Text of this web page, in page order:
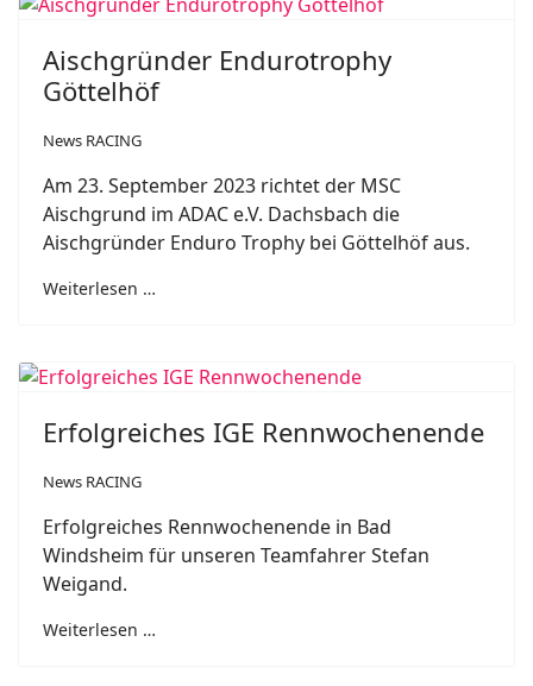
Aischgründer Endurotrophy
Göttelhöf
News RACING
Am 23. September 2023 richtet der MSC
Aischgrund im ADAC e.V. Dachsbach die
Aischgründer Enduro Trophy bei Göttelhöf aus.
Weiterlesen …
Erfolgreiches IGE Rennwochenende
News RACING
Erfolgreiches Rennwochenende in Bad
Windsheim für unseren Teamfahrer Stefan
Weigand.
Weiterlesen …